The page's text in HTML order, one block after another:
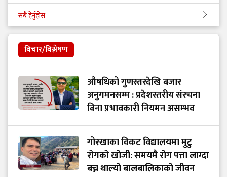
सबै हेर्नुहोस
विचार/विश्लेषण
औषधिको गुणस्तरदेखि बजार
अनुगमनसम्म : प्रदेशस्तरीय संरचना
बिना प्रभावकारी नियमन असम्भव
गोरखाका विकट विद्यालयमा मुटु
रोगको खोजी: समयमै रोग पत्ता लाग्दा
बच्न थाल्यो बालबालिकाको जीवन